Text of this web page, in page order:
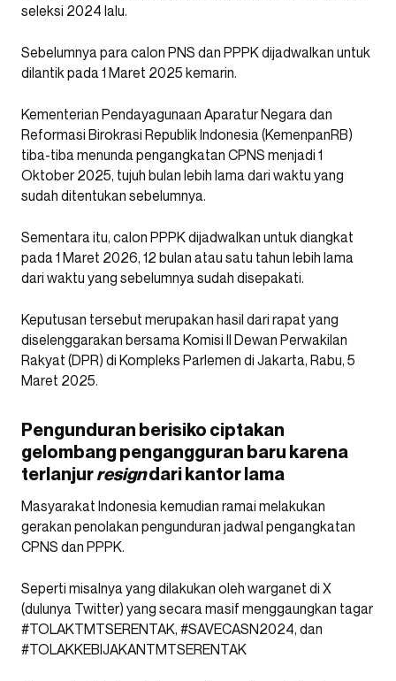
seleksi 2024 lalu.
Sebelumnya para calon PNS dan PPPK dijadwalkan untuk
dilantik pada 1 Maret 2025 kemarin.
Kementerian Pendayagunaan Aparatur Negara dan
Reformasi Birokrasi Republik Indonesia (KemenpanRB)
tiba-tiba menunda pengangkatan CPNS menjadi 1
Oktober 2025, tujuh bulan lebih lama dari waktu yang
sudah ditentukan sebelumnya.
Sementara itu, calon PPPK dijadwalkan untuk diangkat
pada 1 Maret 2026, 12 bulan atau satu tahun lebih lama
dari waktu yang sebelumnya sudah disepakati.
Keputusan tersebut merupakan hasil dari rapat yang
diselenggarakan bersama Komisi II Dewan Perwakilan
Rakyat (DPR) di Kompleks Parlemen di Jakarta, Rabu, 5
Maret 2025.
Pengunduran berisiko ciptakan
gelombang pengangguran baru karena
terlanjurresigndari kantor lama
Masyarakat Indonesia kemudian ramai melakukan
gerakan penolakan pengunduran jadwal pengangkatan
CPNS dan PPPK.
Seperti misalnya yang dilakukan oleh warganet di X
(dulunya Twitter) yang secara masif menggaungkan tagar
#TOLAKTMTSERENTAK, #SAVECASN2024, dan
#TOLAKKEBIJAKANTMTSERENTAK